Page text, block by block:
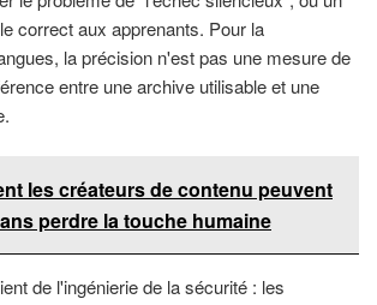
correct aux apprenants. Pour la
la précision n'est pas une mesure de
entre une archive utilisable et une
les créateurs de contenu peuvent
perdre la touche humaine
de l'ingénierie de la sécurité : les